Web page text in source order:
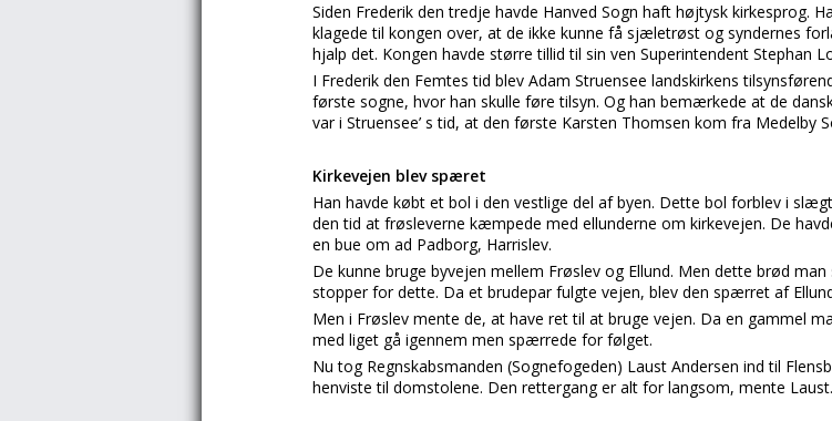
Siden Frederik den tredje havde Hanved Sogn haft højtysk kirkesprog.
klagede til kongen over, at de ikke kunne få sjæletrøst og syndernes
hjalp det. Kongen havde større tillid til sin ven Superintendent Stephan
I Frederik den Femtes tid blev Adam Struensee landskirkens
første sogne, hvor han skulle føre tilsyn. Og han bemærkede at de
var i Struensee’ s tid, at den første Karsten Thomsen kom fra Medelby
Kirkevejen blev spæret
Han havde købt et bol i den vestlige del af byen. Dette bol forblev i
den tid at frøsleverne kæmpede med ellunderne om kirkevejen. De
en bue om ad Padborg, Harrislev.
De kunne bruge byvejen mellem Frøslev og Ellund. Men dette brød
stopper for dette. Da et brudepar fulgte vejen, blev den spærret af
Men i Frøslev mente de, at have ret til at bruge vejen. Da en gammel
med liget gå igennem men spærrede for følget.
Nu tog Regnskabsmanden (Sognefogeden) Laust Andersen ind til
henviste til domstolene. Den rettergang er alt for langsom, mente Laust.